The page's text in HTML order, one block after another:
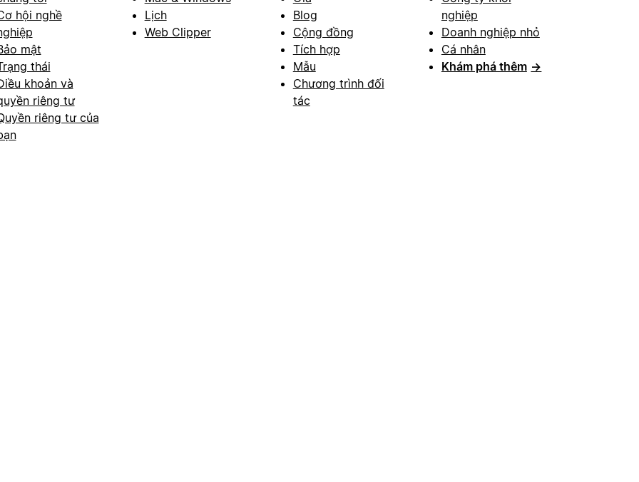
hội nghề
mật
thái
khoản và
riêng tư
riêng tư của
Lịch
Web Clipper
Blog
Cộng đồng
Tích hợp
Mẫu
Chương trình đối
tác
nghiệp
Doanh nghiệp nhỏ
Cá nhân
Khám phá thêm →